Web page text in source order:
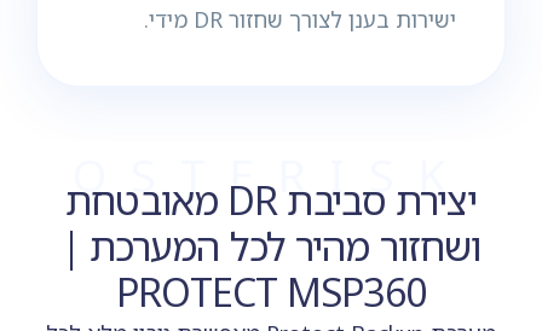
ישירות בענן לצורך שחזור DR מידי.
OSTERISK
יצירת סביבת DR מאובטחת
ושחזור מהיר לכל המערכת |
PROTECT MSP360